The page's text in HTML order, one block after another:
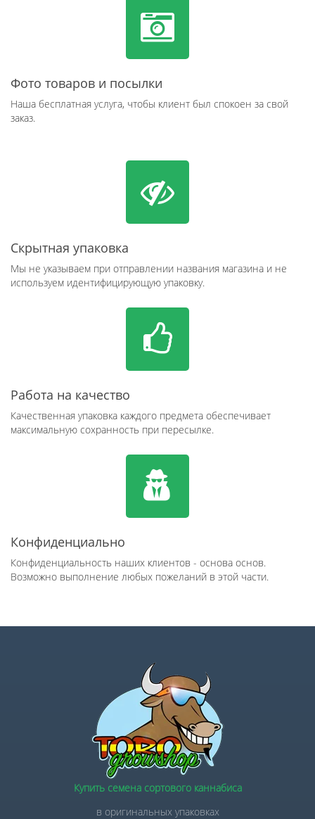
Фото товаров и посылки
Наша бесплатная услуга, чтобы клиент был спокоен за свой
заказ.
Скрытная упаковка
Мы не указываем при отправлении названия магазина и не
используем идентифицирующую упаковку.
Работа на качество
Качественная упаковка каждого предмета обеспечивает
максимальную сохранность при пересылке.
Конфиденциально
Конфиденциальность наших клиентов - основа основ.
Возможно выполнение любых пожеланий в этой части.
Купить семена сортового каннабиса
в оригинальных упаковках